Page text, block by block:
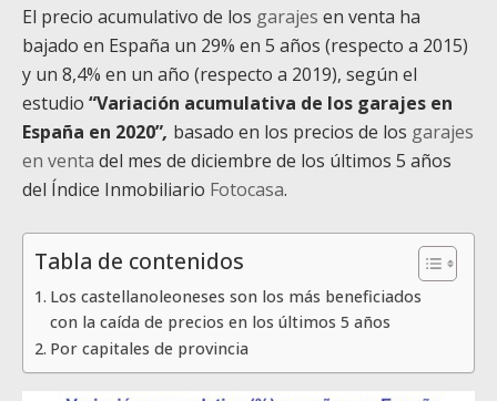
El precio acumulativo de los garajes en venta ha
bajado en España un 29% en 5 años (respecto a 2015)
y un 8,4% en un año (respecto a 2019), según el
estudio “Variación acumulativa de los garajes en
España en 2020”, basado en los precios de los garajes
en venta del mes de diciembre de los últimos 5 años
del Índice Inmobiliario Fotocasa.
Tabla de contenidos
Los castellanoleoneses son los más beneficiados
con la caída de precios en los últimos 5 años
Por capitales de provincia